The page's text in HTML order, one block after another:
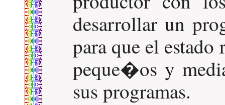
desarrollar un
para que el estado
peque�os y
sus programas.